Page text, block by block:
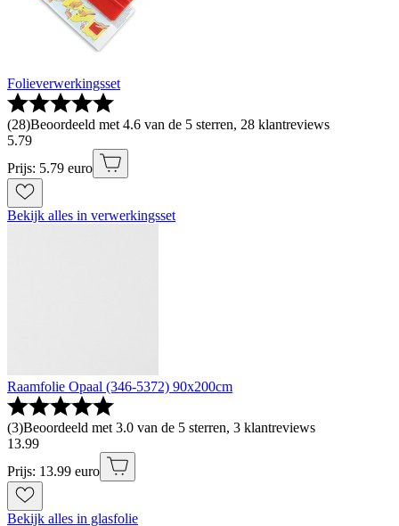
Folieverwerkingsset
(28)Beoordeeld met 4.6 van de 5 sterren, 28 klantreviews
5.79
Prijs: 5.79 euro
Bekijk alles in verwerkingsset
Raamfolie Opaal (346-5372) 90x200cm
(3)Beoordeeld met 3.0 van de 5 sterren, 3 klantreviews
13.99
Prijs: 13.99 euro
Bekijk alles in glasfolie